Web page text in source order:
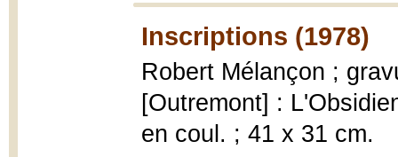
Inscriptions (1978)
Robert Mélançon ;
[Outremont] :
en coul. ; 41 x 31 cm.